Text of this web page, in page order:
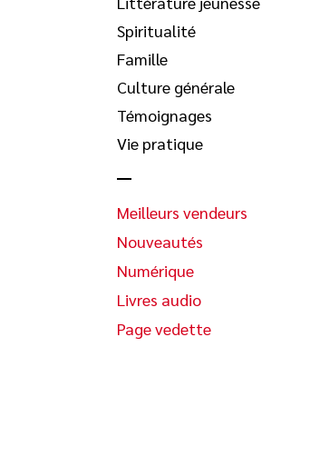
Spiritualité
Famille
Culture générale
Témoignages
Vie pratique
Meilleurs vendeurs
Nouveautés
Numérique
Livres audio
Page vedette